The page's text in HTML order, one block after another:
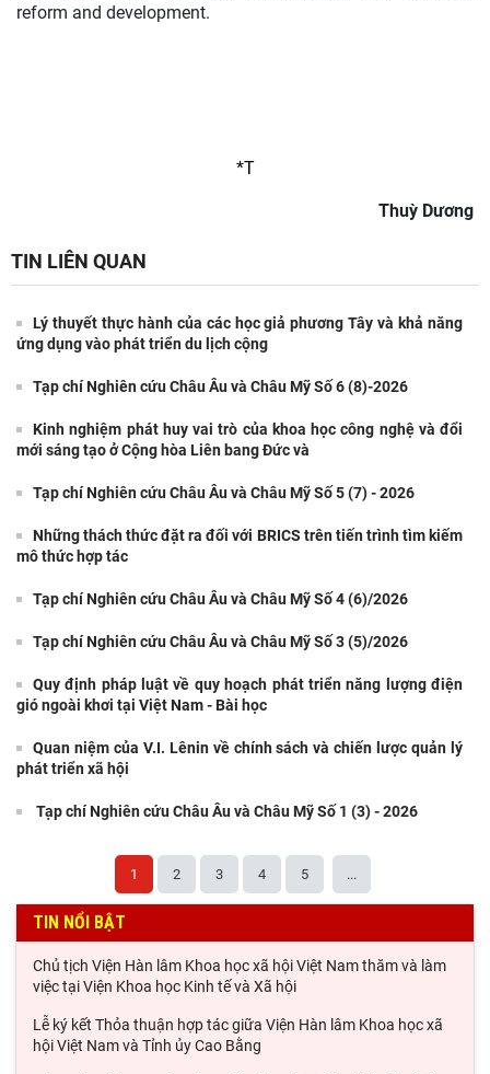
reform and development.
*T
Thuỳ Dương
TIN LIÊN QUAN
Lý thuyết thực hành của các học giả phương Tây và khả năng
ứng dụng vào phát triển du lịch cộng
Tạp chí Nghiên cứu Châu Âu và Châu Mỹ Số 6 (8)-2026
Kinh nghiệm phát huy vai trò của khoa học công nghệ và đổi
mới sáng tạo ở Cộng hòa Liên bang Đức và
Tạp chí Nghiên cứu Châu Âu và Châu Mỹ Số 5 (7) - 2026
Những thách thức đặt ra đối với BRICS trên tiến trình tìm kiếm
mô thức hợp tác
Tạp chí Nghiên cứu Châu Âu và Châu Mỹ Số 4 (6)/2026
Tạp chí Nghiên cứu Châu Âu và Châu Mỹ Số 3 (5)/2026
Quy định pháp luật về quy hoạch phát triển năng lượng điện
gió ngoài khơi tại Việt Nam - Bài học
Quan niệm của V.I. Lênin về chính sách và chiến lược quản lý
phát triển xã hội
Tạp chí Nghiên cứu Châu Âu và Châu Mỹ Số 1 (3) - 2026
1 2 3 4 5 ...
TIN NỔI BẬT
Chủ tịch Viện Hàn lâm Khoa học xã hội Việt Nam thăm và làm
việc tại Viện Khoa học Kinh tế và Xã hội
Lễ ký kết Thỏa thuận hợp tác giữa Viện Hàn lâm Khoa học xã
hội Việt Nam và Tỉnh ủy Cao Bằng